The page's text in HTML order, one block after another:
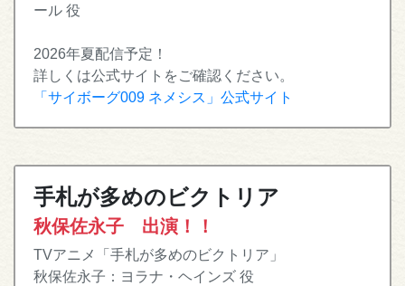
ール 役
2026年夏配信予定！
詳しくは公式サイトをご確認ください。
「サイボーグ009 ネメシス」公式サイト
手札が多めのビクトリア
秋保佐永子 出演！！
TVアニメ「手札が多めのビクトリア」
秋保佐永子：ヨラナ・ヘインズ 役